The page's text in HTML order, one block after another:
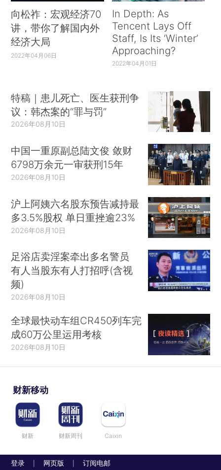
向松祚：宏观经济70
讲，带你了解国内外
经济大局
2022年04月06日
In Depth: As
Tencent Lays Off
Staff, Is Its ‘Winter’
Approaching?
2022年04月01日
特稿｜患儿死亡、医生获刑争
议：韩杰案的“罪与罚”
2026年08月10日
中国一重原副总陆文俊 敛财
6798万余元一审获刑15年
2026年08月10日
沪上阿姨六名股东预告减持最
多3.5%股权 单日重挫逾23%
2026年08月10日
足浴店卖淫案牵出多名警员
有人当股东有人打招呼(含视
频)
2026年08月10日
全球最快动车组CR450列车完
成60万公里运用考核
2026年08月10日
财新移动
财新 财新周刊 Caixin
登录 网页版 订阅电邮